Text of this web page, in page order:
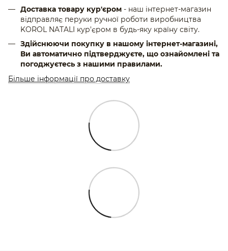
Доставка товару кур'єром - наш інтернет-магазин
відправляє перуки ручної роботи виробництва
KOROL NATALI кур'єром в будь-яку країну світу.
Здійснюючи покупку в нашому інтернет-магазині,
Ви автоматично підтверджуєте, що ознайомлені та
погоджуєтесь з нашими правилами.
Більше інформації про доставку